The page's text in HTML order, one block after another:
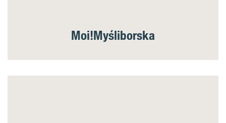
Moi!Myśliborska